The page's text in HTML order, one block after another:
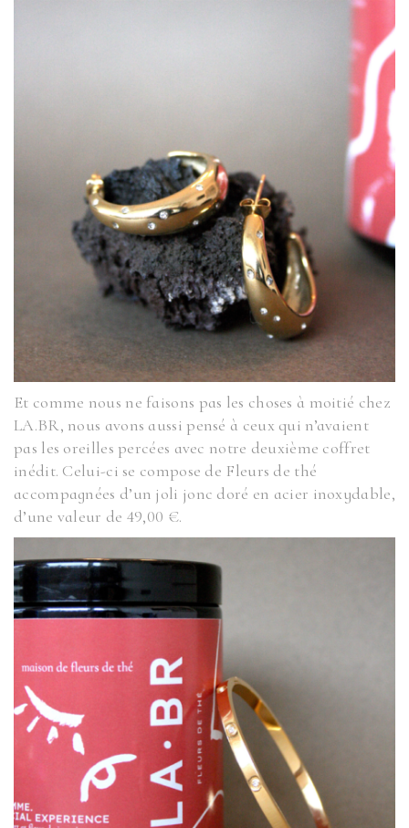
Et comme nous ne faisons pas les choses à moitié chez
LA.BR, nous avons aussi pensé à ceux qui n’avaient
pas les oreilles percées avec notre deuxième coffret
inédit. Celui-ci se compose de Fleurs de thé
accompagnées d’un joli jonc doré en acier inoxydable,
d’une valeur de 49,00 €.